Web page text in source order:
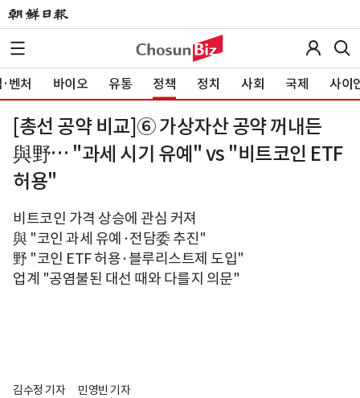
벤처 바이오 유통 정책 정치 사회 국제 사이
[총선 공약 비교]⑥ 가상자산 공약 꺼내든
與野… "과세 시기 유예" vs "비트코인 ETF
허용"
비트코인 가격 상승에 관심 커져
與 "코인 과세 유예·전담委 추진"
野 "코인 ETF 허용·블루리스트제 도입"
업계 "공염불된 대선 때와 다를지 의문"
김수정 기자
민영빈 기자